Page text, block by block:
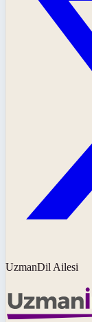
UzmanDil Ailesi